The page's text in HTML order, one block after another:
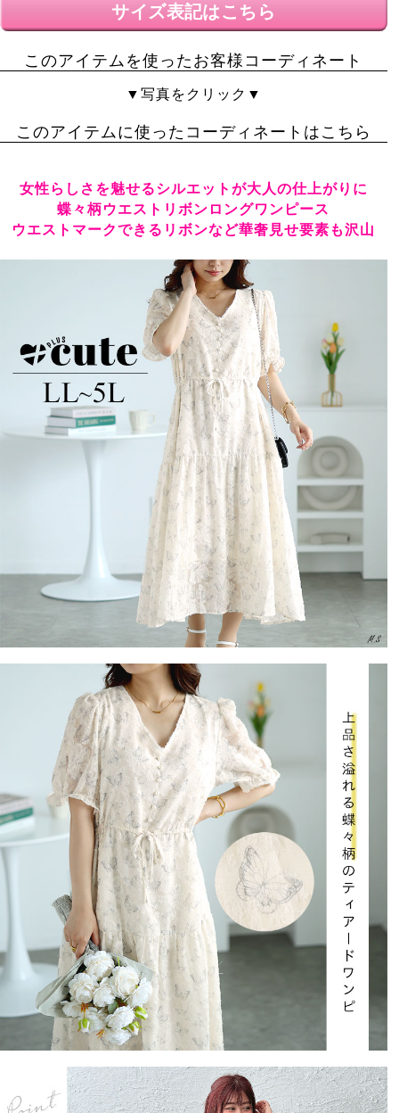
サイズ表記はこちら
このアイテムを使ったお客様コーディネート
▼写真をクリック▼
このアイテムに使ったコーディネートはこちら
女性らしさを魅せるシルエットが大人の仕上がりに
蝶々柄ウエストリボンロングワンピース
ウエストマークできるリボンなど華奢見せ要素も沢山